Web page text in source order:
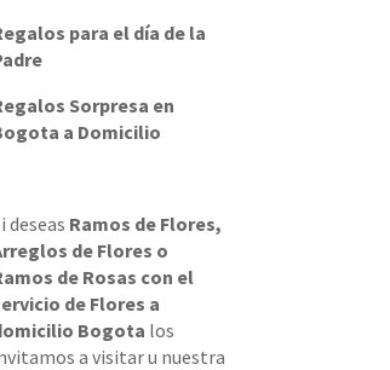
para el día de la
Sorpresa en
a Domicilio
deseas Ramos de Flores,
de Flores o
de Rosas con el
deFlores a
Bogota los
a visitar u nuestra